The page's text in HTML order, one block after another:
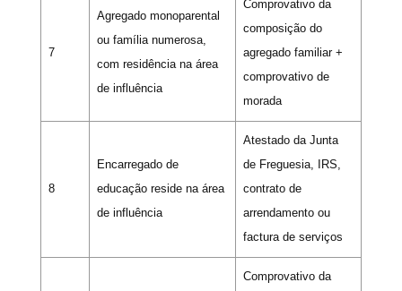
7
Agregado monoparental
ou família numerosa,
com residência na área
de influência
Comprovativo da
composição do
agregado familiar +
comprovativo de
morada
8
Encarregado de
educação reside na área
de influência
Atestado da Junta
de Freguesia, IRS,
contrato de
arrendamento ou
factura de serviços
Comprovativo da